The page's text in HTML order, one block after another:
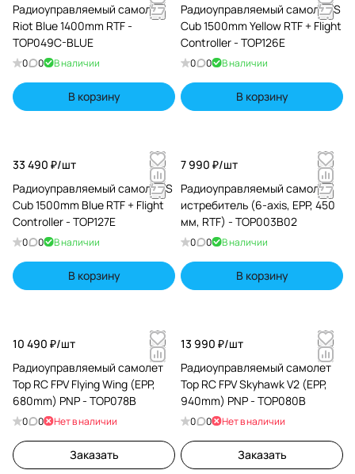
Радиоуправляемый самолет
Riot Blue 1400mm RTF -
TOP049C-BLUE
0 0 В наличии
В корзину
Радиоуправляемый самолет S
Cub 1500mm Yellow RTF + Flight
Controller - TOP126E
0 0 В наличии
В корзину
33 490 ₽/шт
Радиоуправляемый самолет S
Cub 1500mm Blue RTF + Flight
Controller - TOP127E
0 0 В наличии
В корзину
7 990 ₽/шт
Радиоуправляемый самолет
истребитель (6-axis, EPP, 450
мм, RTF) - TOP003B02
0 0 В наличии
В корзину
10 490 ₽/шт
Радиоуправляемый самолет
Top RC FPV Flying Wing (EPP,
680mm) PNP - TOP078B
0 0 Нет в наличии
Заказать
13 990 ₽/шт
Радиоуправляемый самолет
Top RC FPV Skyhawk V2 (EPP,
940mm) PNP - TOP080B
0 0 Нет в наличии
Заказать